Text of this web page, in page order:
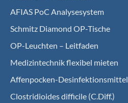
AFIAS PoC Analysesystem
Schmitz Diamond OP-Tische
OP-Leuchten – Leitfaden
Medizintechnik flexibel mieten
Affenpocken-Desinfektionsmittel
Clostridioides difficile (C.Diff.)